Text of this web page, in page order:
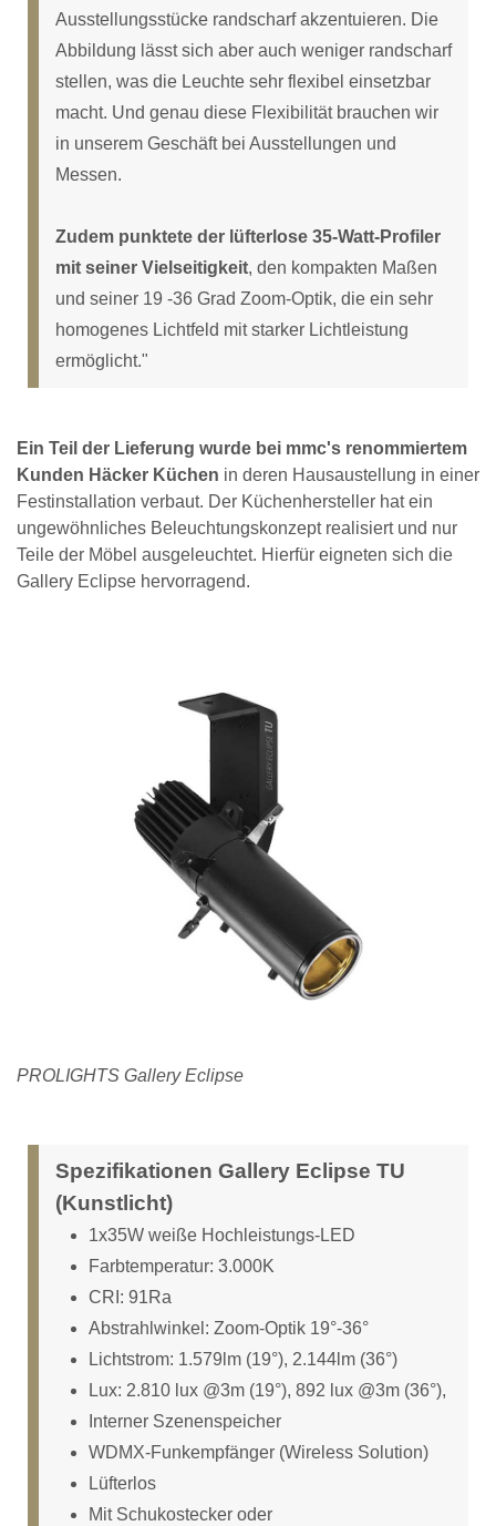
Ausstellungsstücke randscharf akzentuieren. Die
Abbildung lässt sich aber auch weniger randscharf
stellen, was die Leuchte sehr flexibel einsetzbar
macht. Und genau diese Flexibilität brauchen wir
in unserem Geschäft bei Ausstellungen und
Messen.
Zudem punktete der lüfterlose 35-Watt-Profiler
mit seiner Vielseitigkeit, den kompakten Maßen
und seiner 19 -36 Grad Zoom-Optik, die ein sehr
homogenes Lichtfeld mit starker Lichtleistung
ermöglicht."
Ein Teil der Lieferung wurde bei mmc's renommiertem
Kunden Häcker Küchen in deren Hausaustellung in einer
Festinstallation verbaut. Der Küchenhersteller hat ein
ungewöhnliches Beleuchtungskonzept realisiert und nur
Teile der Möbel ausgeleuchtet. Hierfür eigneten sich die
Gallery Eclipse hervorragend.
PROLIGHTS Gallery Eclipse
Spezifikationen Gallery Eclipse TU
(Kunstlicht)
1x35W weiße Hochleistungs-LED
Farbtemperatur: 3.000K
CRI: 91Ra
Abstrahlwinkel: Zoom-Optik 19°-36°
Lichtstrom: 1.579lm (19°), 2.144lm (36°)
Lux: 2.810 lux @3m (19°), 892 lux @3m (36°),
Interner Szenenspeicher
WDMX-Funkempfänger (Wireless Solution)
Lüfterlos
Mit Schukostecker oder